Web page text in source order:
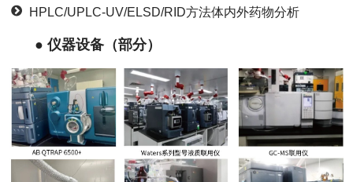
HPLC/UPLC-UV/ELSD/RID方法体内外药物分析
● 仪器设备（部分）